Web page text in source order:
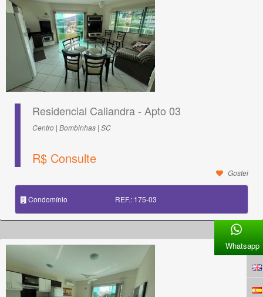
Whatsapp
Residencial Caliandra - Apto 03
Centro | Bombinhas | SC
R$ Consulte
Gostei
Condomínio REF.: 175-03